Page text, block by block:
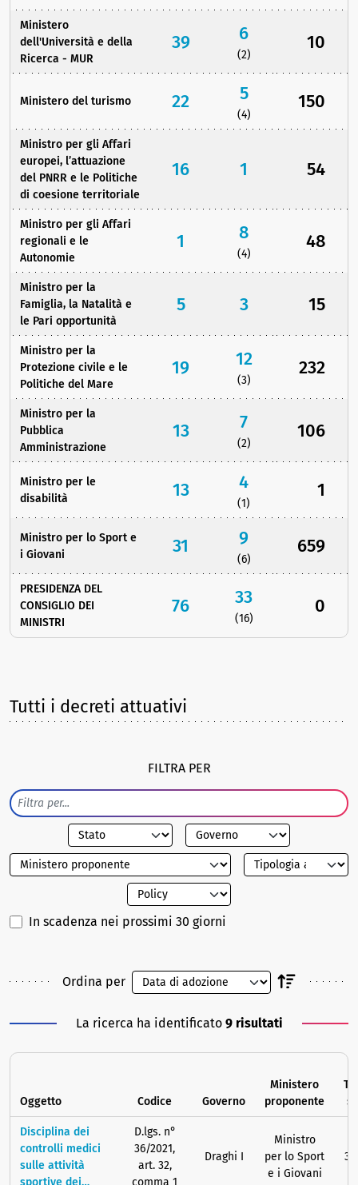
Ministero
dell'Università e della
Ricerca - MUR
39 6
(2)
10
Ministero del turismo 22 5
(4)
150
Ministro per gli Affari
europei, l’attuazione
del PNRR e le Politiche
di coesione territoriale
16 1 54
Ministro per gli Affari
regionali e le
Autonomie
1 8
(4)
48
Ministro per la
Famiglia, la Natalità e
le Pari opportunità
5 3 15
Ministro per la
Protezione civile e le
Politiche del Mare
19 12
(3)
232
Ministro per la
Pubblica
Amministrazione
13 7
(2)
106
Ministro per le
disabilità
13 4
(1)
1
Ministro per lo Sport e
i Giovani
31 9
(6)
659
PRESIDENZA DEL
CONSIGLIO DEI
MINISTRI
76 33
(16)
0
Tutti i decreti attuativi
FILTRA PER
In scadenza nei prossimi 30 giorni
Ordina per
La ricerca ha identificato 9 risultati
Oggetto Codice Governo
Ministero
proponente
Disciplina dei
controlli medici
sulle attività
sportive dei
D.lgs. n°
36/2021,
art. 32,
comma 1
Draghi I
Ministro
per lo Sport
e i Giovani